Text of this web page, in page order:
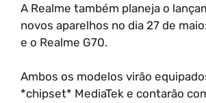
A Realme também planeja o
novos aparelhos no dia 27 de
e o Realme G70.
Ambos os modelos virão
*chipset* MediaTek e contarão